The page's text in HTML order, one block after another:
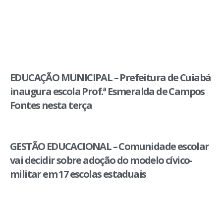
EDUCAÇÃO MUNICIPAL – Prefeitura de Cuiabá
inaugura escola Prof.ª Esmeralda de Campos
Fontes nesta terça
GESTÃO EDUCACIONAL – Comunidade escolar
vai decidir sobre adoção do modelo cívico-
militar em 17 escolas estaduais